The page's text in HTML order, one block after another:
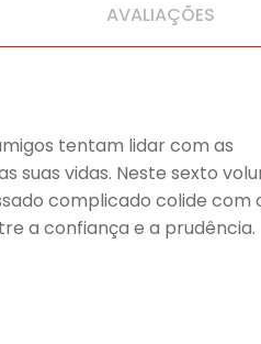
AVALIAÇÕES
tentam lidar com as
suas vidas. Neste sexto
complicado colide com
a confiança e a prudência.